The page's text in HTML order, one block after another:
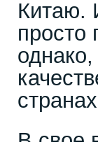
Китаю.
просто